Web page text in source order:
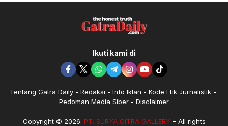
Ikuti kami di
Tentang Gatra Daily Redaksi Info Iklan
Kode Etik Jurnalistik
Pedoman Media Siber
Disclaimer
Copyright © 2026. PT. SURYA CITRA GALLERY– All rights